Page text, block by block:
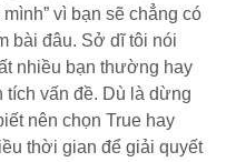
vì bạn sẽ chẳng có
bài đâu. Sở dĩ tôi nói
nhiều bạn thường hay
tích vấn đề. Dù là dừng
nên chọn True hay
thời gian để giải quyết